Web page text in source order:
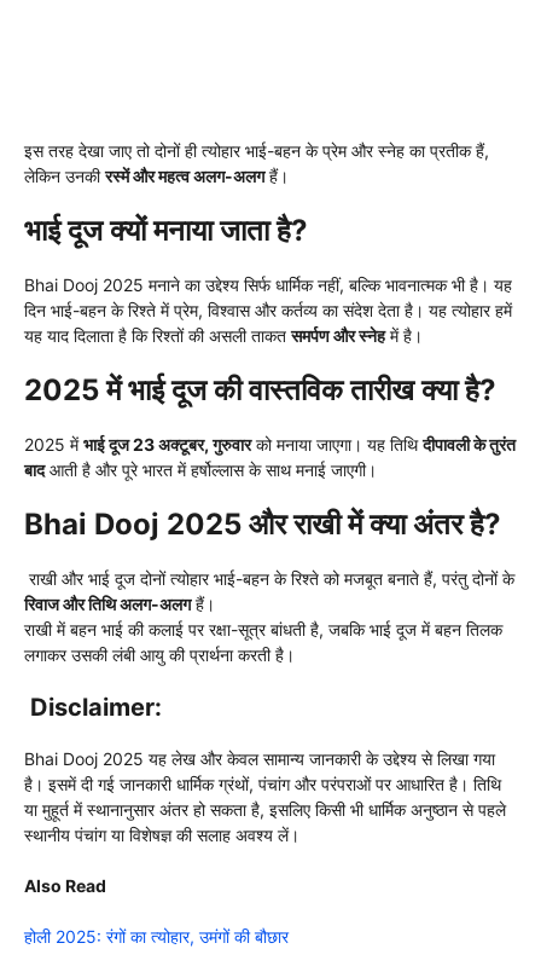
इस तरह देखा जाए तो दोनों ही त्योहार भाई-बहन के प्रेम और स्नेह का प्रतीक हैं,
लेकिन उनकीरस्में और महत्व अलग-अलगहैं।
भाई दूज क्यों मनाया जाता है?
Bhai Dooj 2025 मनाने का उद्देश्य सिर्फ धार्मिक नहीं, बल्कि भावनात्मक भी है। यह
दिन भाई-बहन के रिश्ते में प्रेम, विश्वास और कर्तव्य का संदेश देता है। यह त्योहार हमें
यह याद दिलाता है कि रिश्तों की असली ताकतसमर्पण और स्नेहमें है।
2025 में भाई दूज की वास्तविक तारीख क्या है?
2025 मेंभाई दूज 23 अक्टूबर, गुरुवारको मनाया जाएगा। यह तिथिदीपावली के तुरंत
बादआती है और पूरे भारत में हर्षोल्लास के साथ मनाई जाएगी।
Bhai Dooj 2025 और राखी में क्या अंतर है?
राखी और भाई दूज दोनों त्योहार भाई-बहन के रिश्ते को मजबूत बनाते हैं, परंतु दोनों के
रिवाज और तिथि अलग-अलगहैं।
राखी में बहन भाई की कलाई पर रक्षा-सूत्र बांधती है, जबकि भाई दूज में बहन तिलक
लगाकर उसकी लंबी आयु की प्रार्थना करती है।
Disclaimer:
Bhai Dooj 2025 यह लेख और केवल सामान्य जानकारी के उद्देश्य से लिखा गया
है। इसमें दी गई जानकारी धार्मिक ग्रंथों, पंचांग और परंपराओं पर आधारित है। तिथि
या मुहूर्त में स्थानानुसार अंतर हो सकता है, इसलिए किसी भी धार्मिक अनुष्ठान से पहले
स्थानीय पंचांग या विशेषज्ञ की सलाह अवश्य लें।
Also Read
होली 2025: रंगों का त्योहार, उमंगों की बौछार